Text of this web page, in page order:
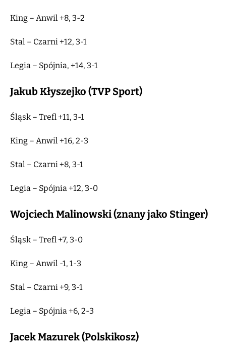
King – Anwil +8, 3-2
Stal – Czarni +12, 3-1
Legia – Spójnia, +14, 3-1
Jakub Kłyszejko (TVP Sport)
Śląsk – Trefl +11, 3-1
King – Anwil +16, 2-3
Stal – Czarni +8, 3-1
Legia – Spójnia +12, 3-0
Wojciech Malinowski (znany jako Stinger)
Śląsk – Trefl +7, 3-0
King – Anwil -1, 1-3
Stal – Czarni +9, 3-1
Legia – Spójnia +6, 2-3
Jacek Mazurek (Polskikosz)